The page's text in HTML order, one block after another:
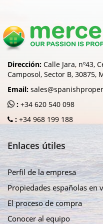
Dirección: Calle Jara, nº43,
Camposol, Sector B, 30875,
Email:
: +34 620 540 098
: +34 968 199 188
Enlaces útiles
Perfil de la empresa
Propiedades españolas en
El proceso de compra
Conocer al equipo